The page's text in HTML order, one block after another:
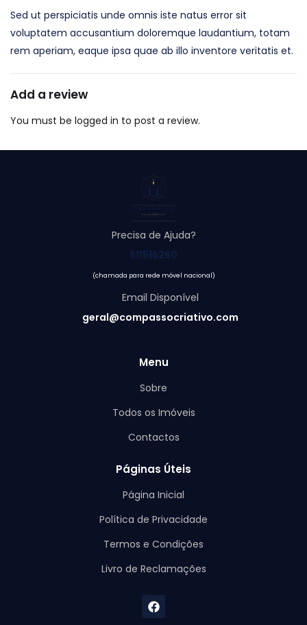
Sed ut perspiciatis unde omnis iste natus error sit
voluptatem accusantium doloremque laudantium, totam
rem aperiam, eaque ipsa quae ab illo inventore veritatis et.
Add a review
You must be logged in to post a review.
Precisa de Ajuda?
911516260
(chamada para rede móvel nacional)
Email Disponível
geral@compassocriativo.com
Menu
Sobre
Todos os Imóveis
Contactos
Páginas Úteis
Página Inicial
Política de Privacidade
Termos e Condições
Livro de Reclamações